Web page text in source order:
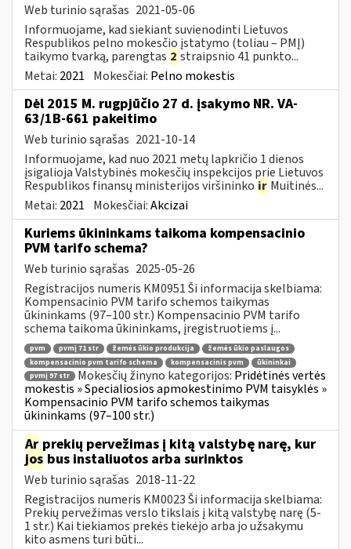
Web turinio sąrašas 2021-05-06
Informuojame, kad siekiant suvienodinti Lietuvos
Respublikos pelno mokesčio įstatymo (toliau – PMĮ)
taikymo tvarką, parengtas 2 straipsnio 41 punkto...
Metai: 2021 Mokesčiai: Pelno mokestis
Dėl 2015 M. rugpjūčio 27 d. įsakymo NR. VA-
63/1B-661 pakeitimo
Web turinio sąrašas 2021-10-14
Informuojame, kad nuo 2021 metų lapkričio 1 dienos
įsigalioja Valstybinės mokesčių inspekcijos prie Lietuvos
Respublikos finansų ministerijos viršininko ir Muitinės...
Metai: 2021 Mokesčiai:Akcizai
Kuriems ūkininkams taikoma kompensacinio
PVM tarifo schema?
Web turinio sąrašas 2025-05-26
Registracijos numeris KM0951 Ši informacija skelbiama:
Kompensacinio PVM tarifo schemos taikymas
ūkininkams (97–100 str.) Kompensacinio PVM tarifo
schema taikoma ūkininkams, įregistruotiems į...
pvm pvmį 71 str žemės ūkio produkcija
žemės ūkio paslaugos
kompensacinio pvm tarifo schema
kompensacinis pvm
ūkininkai
pvmį 97 str
Mokesčių žinyno kategorijos: Pridėtinės vertės
mokestis » Specialiosios apmokestinimo PVM taisyklės »
Kompensacinio PVM tarifo schemos taikymas
ūkininkams (97–100 str.)
Ar prekių pervežimas į kitą valstybę narę, kur
jos bus instaliuotos arba surinktos
Web turinio sąrašas 2018-11-22
Registracijos numeris KM0023 Ši informacija skelbiama:
Prekių pervežimas verslo tikslais į kitą valstybę narę (5-
1 str.) Kai tiekiamos prekės tiekėjo arba jo užsakymu
kito asmens turi būti...